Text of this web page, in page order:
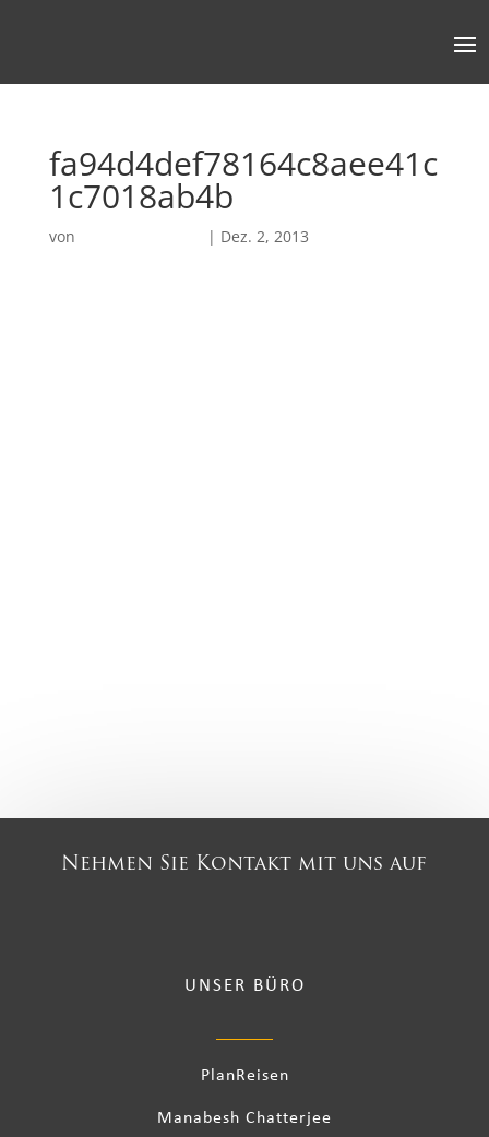
fa94d4def78164c8aee41c
1c7018ab4b
von | Dez. 2, 2013
Nehmen Sie Kontakt mit uns auf
UNSER BÜRO
PlanReisen
Manabesh Chatterjee